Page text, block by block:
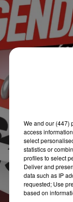
We and our (447)
access
select
statistics or
profiles to select
Deliver and
data such as IP
requested; Use
based on